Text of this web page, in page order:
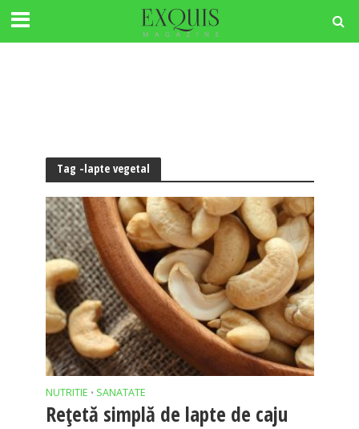
Tag -lapte vegetal
NUTRITIE • SANATATE
Rețetă simplă de lapte de caju